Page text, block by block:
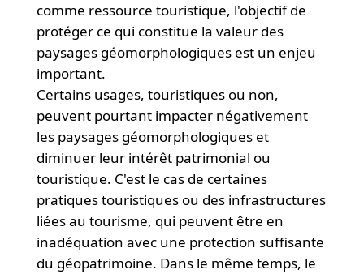
comme ressource touristique, l'objectif de
protéger ce qui constitue la valeur des
paysages géomorphologiques est un enjeu
important.
Certains usages, touristiques ou non,
peuvent pourtant impacter négativement
les paysages géomorphologiques et
diminuer leur intérêt patrimonial ou
touristique. C'est le cas de certaines
pratiques touristiques ou des infrastructures
liées au tourisme, qui peuvent être en
inadéquation avec une protection suffisante
du géopatrimoine. Dans le même temps, le